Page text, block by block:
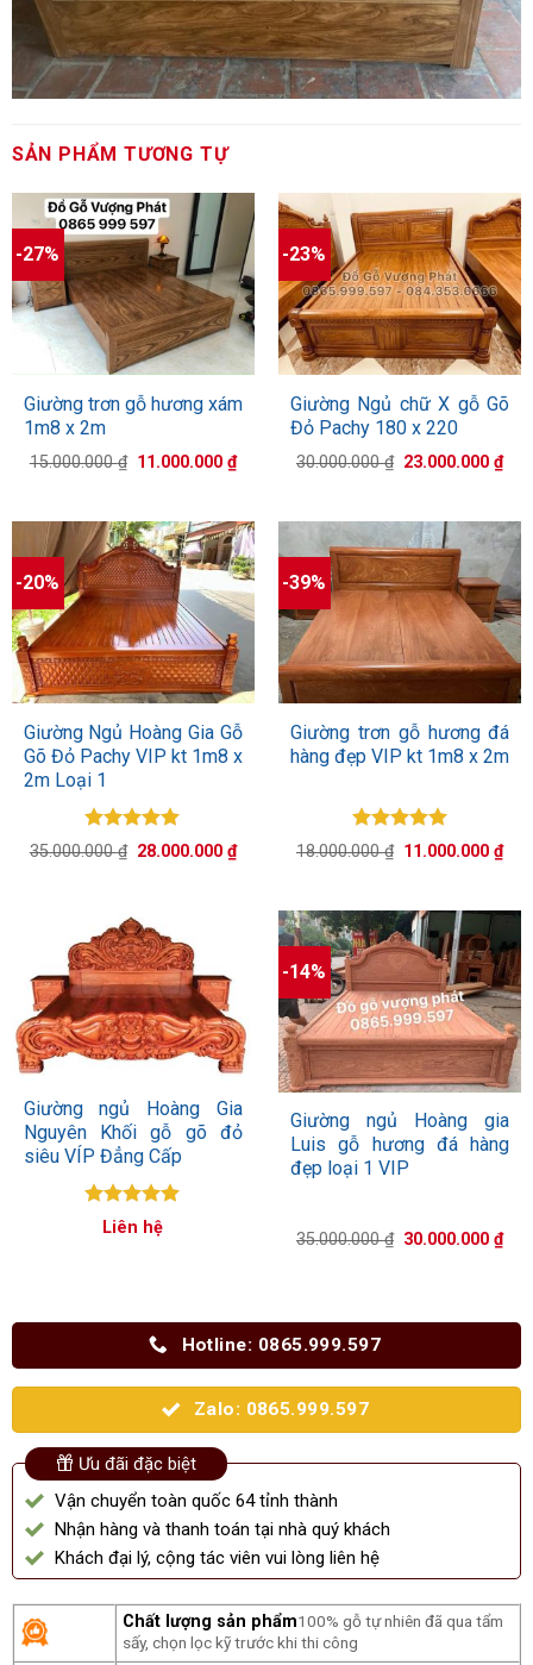
SẢN PHẨM TƯƠNG TỰ
-27%
Giường trơn gỗ hương xám
1m8 x 2m
15.000.000₫ Giá
11.000.000₫Giá
hiện
11.000.000 ₫.
-23%
Giường Ngủ chữ X gỗ Gõ
Đỏ Pachy 180 x 220
30.000.000₫ Giá
23.000.000₫Giá
-20%
Giường Ngủ Hoàng Gia Gỗ
Gõ Đỏ Pachy VIP kt 1m8 x
2m Loại 1
Được xếp
hạng5.00
35.000.000₫ Giá
28.000.000₫Giá
hiện
28.000.000 ₫.
-39%
Giường trơn gỗ hương đá
hàng đẹp VIP kt 1m8 x 2m
Được xếp
hạng 5.00
18.000.000₫ Giá
11.000.000₫Giá
Giường ngủ Hoàng Gia
Nguyên Khối gỗ gõ đỏ
siêu VÍP Đẳng Cấp
Được xếp
5.00
Liên hệ
-14%
Giường ngủ Hoàng gia
Luis gỗ hương đá hàng
đẹp loại 1 VIP
35.000.000₫ Giá
30.000.000₫Giá
Hotline: 0865.999.597
Zalo: 0865.999.597
Ưu đãi đặc biệt
Vận chuyển toàn quốc 64 tỉnh thành
Nhận hàng và thanh toán tại nhà quý khách
Khách đại lý, cộng tác viên vui lòng liên hệ
Chất lượng sản phẩm100% gỗ tự nhiên đã qua tẩm
sấy, chọn lọc kỹ trước khi thi công